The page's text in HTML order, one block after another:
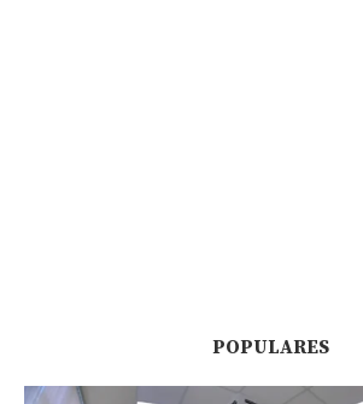
POPULARES